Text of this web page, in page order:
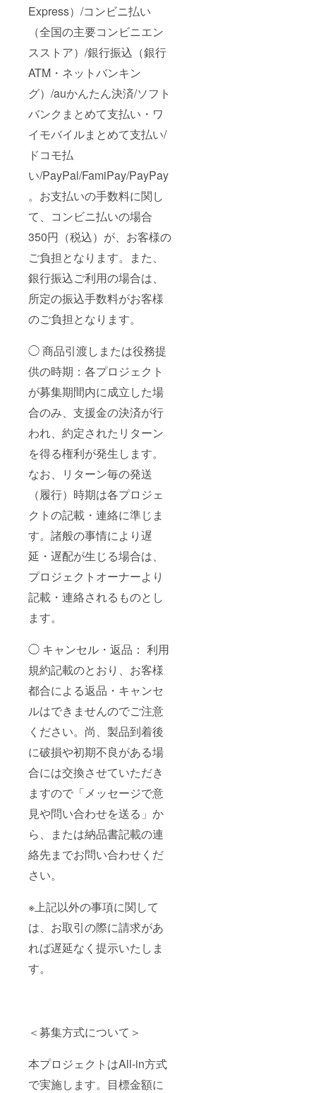
Express）/コンビニ払い
（全国の主要コンビニエン
スストア）/銀行振込（銀行
ATM・ネットバンキン
グ）/auかんたん決済/ソフト
バンクまとめて支払い・ワ
イモバイルまとめて支払い/
ドコモ払
い/PayPal/FamiPay/PayPay
。お支払いの手数料に関し
て、コンビニ払いの場合
350円（税込）が、お客様の
ご負担となります。また、
銀行振込ご利用の場合は、
所定の振込手数料がお客様
のご負担となります。
◯ 商品引渡しまたは役務提
供の時期：各プロジェクト
が募集期間内に成立した場
合のみ、支援金の決済が行
われ、約定されたリターン
を得る権利が発生します。
なお、リターン毎の発送
（履行）時期は各プロジェ
クトの記載・連絡に準じま
す。諸般の事情により遅
延・遅配が生じる場合は、
プロジェクトオーナーより
記載・連絡されるものとし
ます。
◯ キャンセル・返品： 利用
規約記載のとおり、お客様
都合による返品・キャンセ
ルはできませんのでご注意
ください。尚、製品到着後
に破損や初期不良がある場
合には交換させていただき
ますので「メッセージで意
見や問い合わせを送る」か
ら、または納品書記載の連
絡先までお問い合わせくだ
さい。
※上記以外の事項に関して
は、お取引の際に請求があ
れば遅延なく提示いたしま
す。
＜募集方式について＞
本プロジェクトはAll-in方式
で実施します。目標金額に